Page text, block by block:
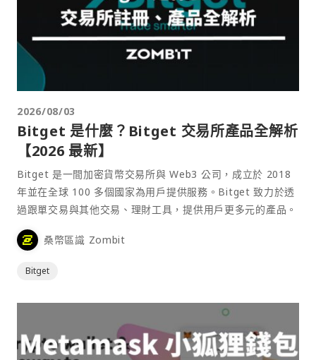
2026/08/03
Bitget 是什麼？Bitget 交易所產品全解析
【2026 最新】
Bitget 是一間加密貨幣交易所與 Web3 公司，成立於 2018
年並在全球 100 多個國家為用戶提供服務。Bitget 致力於透
過跟單交易與其他交易、理財工具，提供用戶更多元的產品。
桑幣區識 Zombit
Bitget